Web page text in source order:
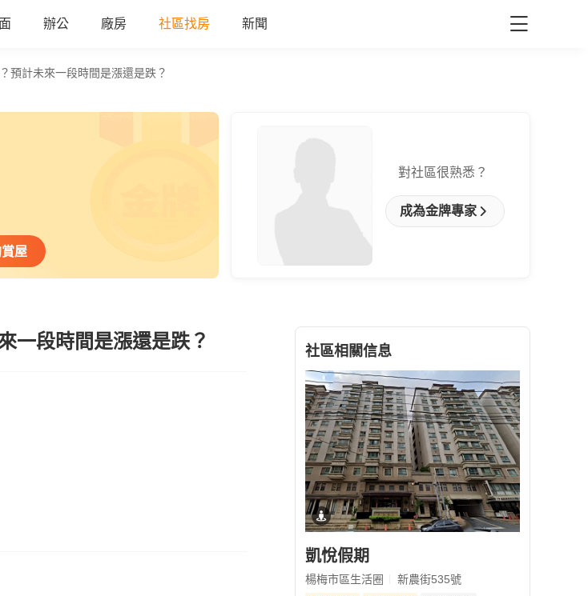
辦公 廠房 社區找房 新聞
預計未來一段時間是漲還是跌？
屋
對社區很熟悉？
成為金牌專家
一段時間是漲還是跌？ 社區相關信息
凱悅假期
楊梅市區生活圈
新農街535號